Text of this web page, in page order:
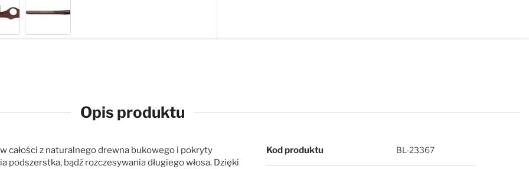
Opis produktu
całości z naturalnego drewna bukowego i pokryty
bądź rozczesywania długiego włosa. Dzięki
Więcej informacji
Kod produktu BL-23367